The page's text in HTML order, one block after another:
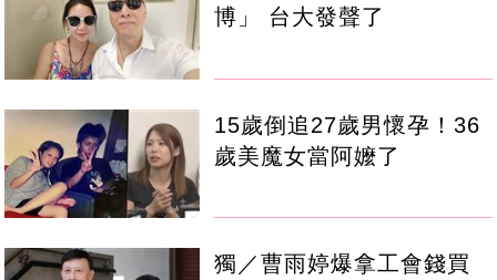
博」 台大發聲了
15歲倒追27歲男懷孕！36
歲美魔女當阿嬤了
獨／曹雨婷爆拿工會錢買